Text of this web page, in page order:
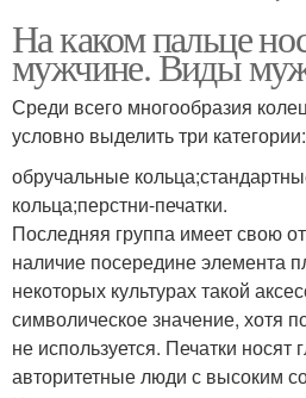
На каком пальце
мужчине. Виды
Среди всего многообразия
условно выделить три категории:
обручальные
кольца;перстни-печатки.
Последняя группа имеет свою
наличие посередине элемента
некоторых культурах такой
символическое значение, хотя
не используется. Печатки
авторитетные люди с высоким